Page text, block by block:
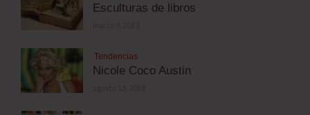
Esculturas de libros
Tendencias
Nicole Coco Austin